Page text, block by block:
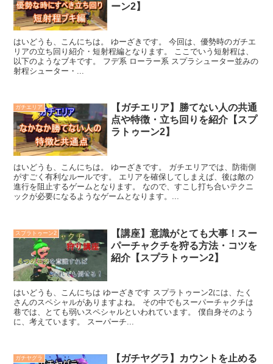
ーン2】
はいどうも、こんにちは。 ゆーざきです。 今回は、優勢時のガチエ
リアの立ち回り紹介・短射程編となります。 ここでいう短射程は、
以下のようなブキです。 フデ系 ローラー系 スプラシューター並みの
射程シューター・...
ガチエリア
【ガチエリア】勝てない人の共通
点や特徴・立ち回りを紹介【スプ
ラトゥーン2】
はいどうも、こんにちは。 ゆーざきです。 ガチエリアでは、防衛側
がすごく有利なルールです。 エリアを確保してしまえば、後は敵の
進行を阻止するゲームとなります。 なので、すこし打ち合いテクニ
ックが必要になるようなゲームとなります。...
スプラトゥーン2
【講座】意識がとても大事！スー
パーチャクチを狩る方法・コツを
紹介【スプラトゥーン2】
はいどうも、こんにちは ゆーざきです スプラトゥーン2には、たく
さんのスペシャルがありますよね。 その中でもスーパーチャクチは
巷では、とても弱いスペシャルといわれています。 僕自身そのよう
に、考えています。 スーパーチ...
ガチヤグラ
【ガチヤグラ】カウントを止める